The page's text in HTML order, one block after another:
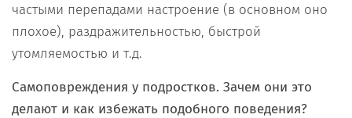
частыми перепадами настроение (в основном оно
плохое), раздражительностью, быстрой
утомляемостью и т.д.
Самоповреждения у подростков. Зачем они это
делают и как избежать подобного поведения?